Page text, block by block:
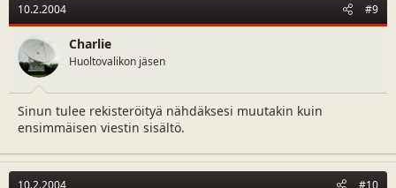
10.2.2004 #9
Charlie
Huoltovalikon jäsen
Sinun tulee rekisteröityä nähdäksesi muutakin kuin
ensimmäisen viestin sisältö.
10.2.2004 #10